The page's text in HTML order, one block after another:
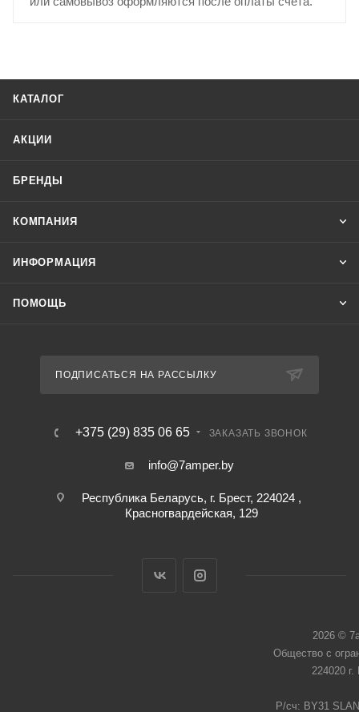
КАТАЛОГ
АКЦИИ
БРЕНДЫ
КОМПАНИЯ
ИНФОРМАЦИЯ
ПОМОЩЬ
ПОДПИСАТЬСЯ НА РАССЫЛКУ
+375 (29) 835 06 65 ЗАКАЗАТЬ ЗВОНОК
info@7amper.by
Республика Беларусь, г. Брест, 224024 ,
Красногвардейская, 129
2026 ©
Общество с
224020
Р/сч: BY31